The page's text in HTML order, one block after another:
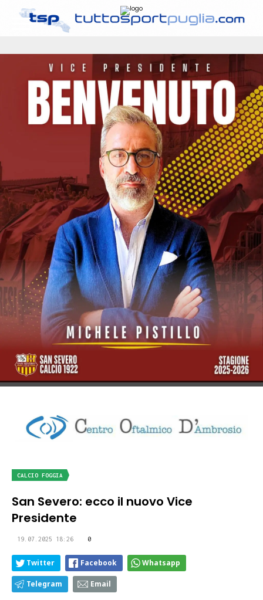
CALCIO FOGGIA
San Severo: ecco il nuovo Vice
Presidente
19.07.2025 18:26 0
Twitter Facebook Whatsapp
Telegram Email